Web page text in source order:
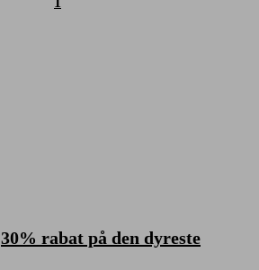
30% rabat på den dyreste